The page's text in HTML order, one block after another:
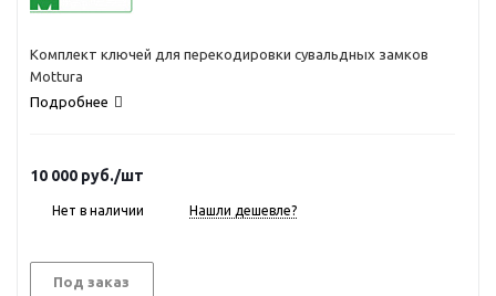
Комплект ключей для перекодировки сувальдных замков
Mottura
Подробнее
10 000 руб./шт
Нет в наличии Нашли дешевле?
Под заказ